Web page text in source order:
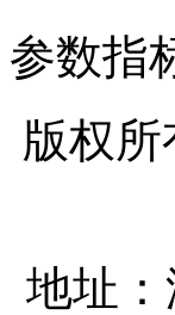
参数指
版权所
地址